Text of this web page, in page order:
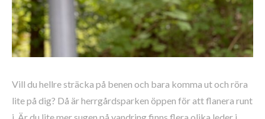
Vill du hellre sträcka på benen och bara komma ut och röra
lite på dig? Då är herrgårdsparken öppen för att flanera runt